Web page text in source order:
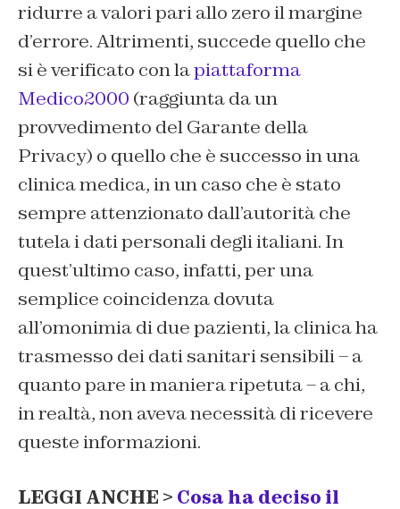
ridurre a valori pari allo zero il margine
d’errore. Altrimenti, succede quello che
si è verificato con lapiattaforma
Medico2000 (raggiunta da un
provvedimento del Garante della
Privacy) o quello che è successo in una
clinica medica, in un caso che è stato
sempre attenzionato dall’autorità che
tutela i dati personali degli italiani. In
quest’ultimo caso, infatti, per una
semplice coincidenza dovuta
all’omonimia di due pazienti, la clinica ha
trasmesso dei dati sanitari sensibili – a
quanto pare in maniera ripetuta – a chi,
in realtà, non aveva necessità di ricevere
queste informazioni.
LEGGI ANCHE > Cosa ha deciso il